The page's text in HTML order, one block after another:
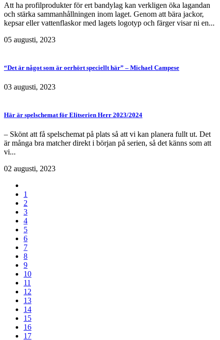
Att ha profilprodukter för ert bandylag kan verkligen öka lagandan
och stärka sammanhållningen inom laget. Genom att bära jackor,
kepsar eller vattenflaskor med lagets logotyp och färger visar ni en...
05 augusti, 2023
“Det är något som är oerhört speciellt här” – Michael Campese
03 augusti, 2023
Här är spelschemat för Elitserien Herr 2023/2024
– Skönt att få spelschemat på plats så att vi kan planera fullt ut. Det
är många bra matcher direkt i början på serien, så det känns som att
vi...
02 augusti, 2023
1
2
3
4
5
6
7
8
9
10
11
12
13
14
15
16
17